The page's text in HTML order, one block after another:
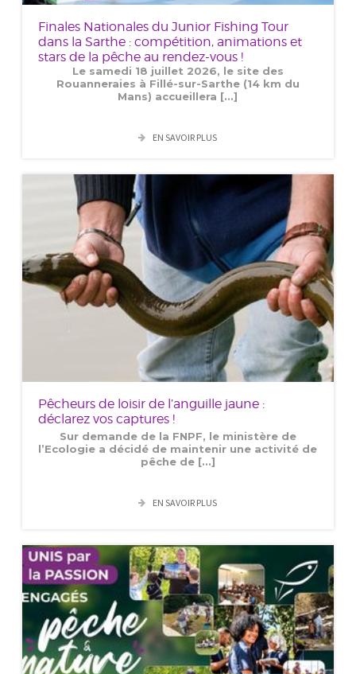
Finales Nationales du Junior Fishing Tour
dans la Sarthe : compétition, animations et
stars de la pêche au rendez-vous !
Le samedi 18 juillet 2026, le site des
Rouanneraies à Fillé-sur-Sarthe (14 km du
Mans) accueillera [...]
EN SAVOIR PLUS
Pêcheurs de loisir de l’anguille jaune :
déclarez vos captures !
Sur demande de la FNPF, le ministère de
l’Ecologie a décidé de maintenir une activité de
pêche de [...]
EN SAVOIR PLUS